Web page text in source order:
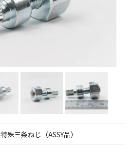
特殊三条ねじ（ASSY品）